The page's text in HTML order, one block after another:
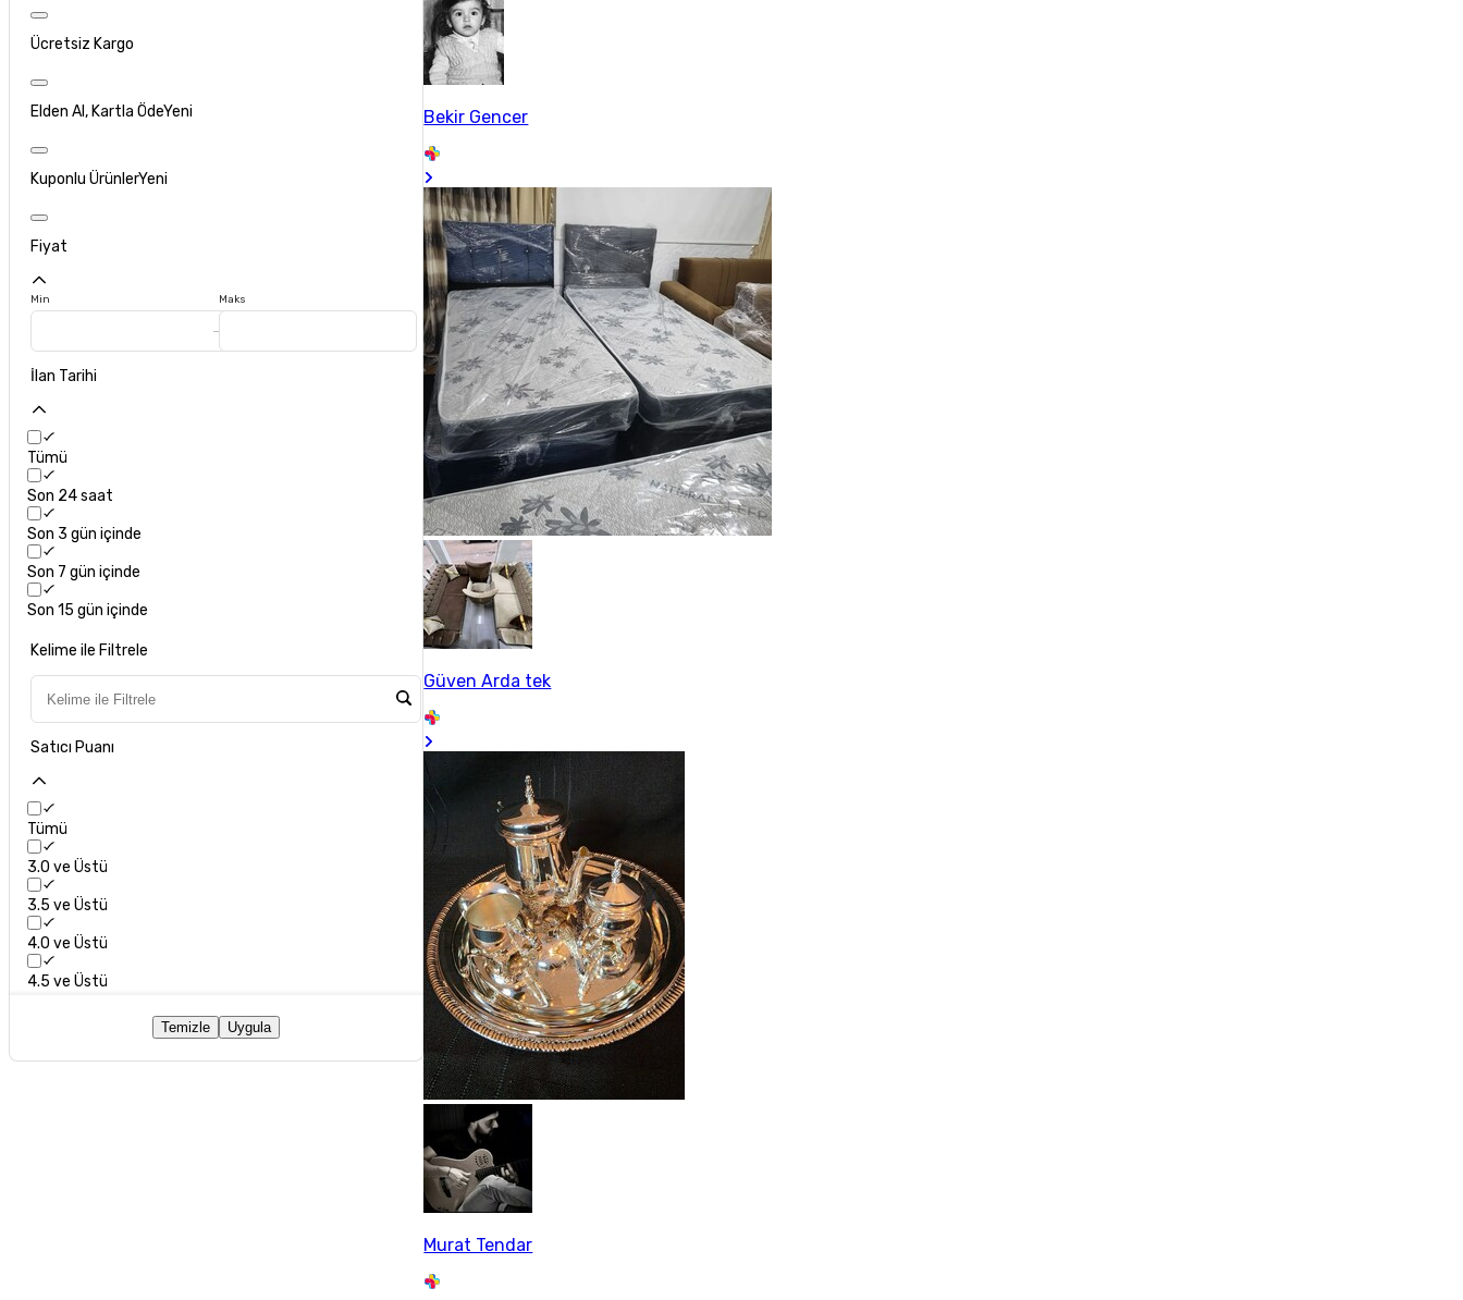
Ücretsiz Kargo
Elden Al, Kartla ÖdeYeni
Kuponlu ÜrünlerYeni
Fiyat
Min Maks
İlan Tarihi
Tümü
Son 24 saat
Son 3 gün içinde
Son 7 gün içinde
Son 15 gün içinde
Kelime ile Filtrele
Satıcı Puanı
Tümü
3.0 ve Üstü
3.5 ve Üstü
4.0 ve Üstü
4.5 ve Üstü
Temizle Uygula
Bekir Gencer
Güven Arda tek
Murat Tendar